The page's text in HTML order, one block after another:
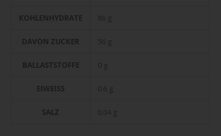
KOHLENHYDRATE 86 g
DAVON ZUCKER 56 g
BALLASTSTOFFE 0 g
EIWEISS 0.6 g
SALZ 0.04 g